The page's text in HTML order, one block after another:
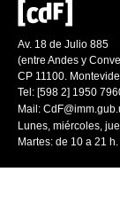
Av. 18 de Julio 885
(entre Andes y
CP 11100.
Tel: [598 2] 1950
Mail:
Lunes, miércoles,
Martes: de 10 a 21